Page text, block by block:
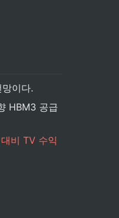
이다.
HBM3 공급
비 TV 수익